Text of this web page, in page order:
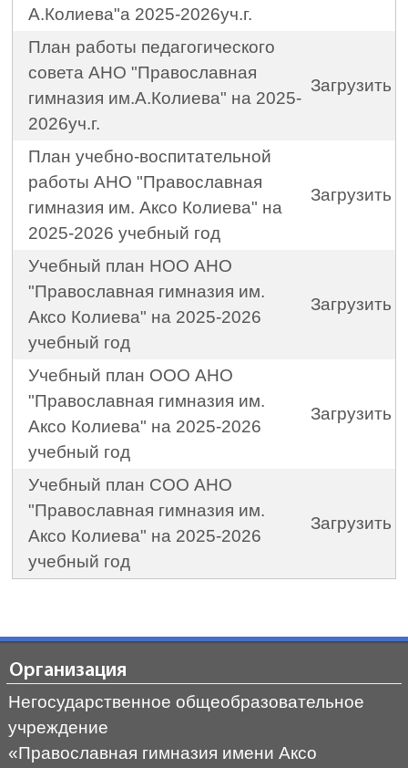
А.Колиева"а 2025-2026уч.г.
План работы педагогического
совета АНО "Православная
гимназия им.А.Колиева" на 2025-
2026уч.г.
Загрузить
План учебно-воспитательной
работы АНО "Православная
гимназия им. Аксо Колиева" на
2025-2026 учебный год
Загрузить
Учебный план НОО АНО
"Православная гимназия им.
Аксо Колиева" на 2025-2026
учебный год
Загрузить
Учебный план ООО АНО
"Православная гимназия им.
Аксо Колиева" на 2025-2026
учебный год
Загрузить
Учебный план СОО АНО
"Православная гимназия им.
Аксо Колиева" на 2025-2026
учебный год
Загрузить
Организация
Негосударственное общеобразовательное
учреждение
«Православная гимназия имени Аксо